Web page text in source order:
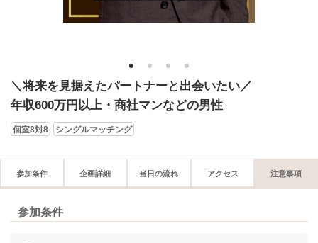
1 2 3 4
＼将来を見据えたパートナーと出会いたい／
年収600万円以上・商社マンなどの男性
個室8対8 シングルマッチング
参加条件 企画詳細 当日の流れ アクセス 注意事項
参加条件